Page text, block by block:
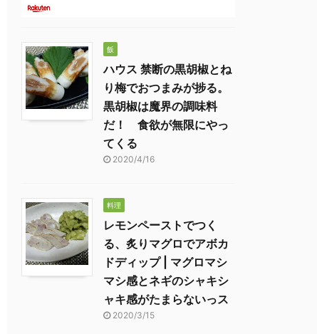
飯
ハウス 禁断の黒胡椒とね
り梅でおつまみが捗る。
黒胡椒は魔界の調味料
だ！ 食欲が無限にやっ
てくる
2020/4/16
料理
レモンペーストでつく
る、炙りマグロでアボカ
ドディップ | マグロマシ
マシ感とネギのシャキシ
ャキ感がたまらないっス
2020/3/15